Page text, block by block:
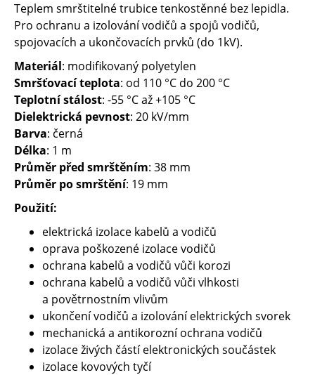
Teplem smrštitelné trubice tenkostěnné bez lepidla.
Pro ochranu a izolování vodičů a spojů vodičů,
spojovacích a ukončovacích prvků (do 1kV).
Materiál: modifikovaný polyetylen
Smršťovací teplota: od 110 °C do 200 °C
Teplotní stálost: -55 °C až +105 °C
Dielektrická pevnost: 20 kV/mm
Barva: černá
Délka: 1 m
Průměr před smrštěním: 38 mm
Průměr po smrštění: 19 mm
Použití:
elektrická izolace kabelů a vodičů
oprava poškozené izolace vodičů
ochrana kabelů a vodičů vůči korozi
ochrana kabelů a vodičů vůči vlhkosti
a povětrnostním vlivům
ukončení vodičů a izolování elektrických svorek
mechanická a antikorozní ochrana vodičů
izolace živých částí elektronických součástek
izolace kovových tyčí